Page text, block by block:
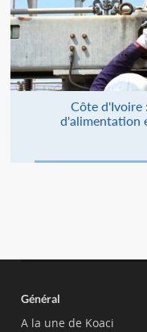
Côte d'Ivoire
d'alimentation
Général
A la une de Koaci